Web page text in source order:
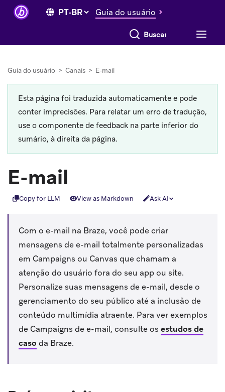
Guia do usuário
Buscar tudo
Guia do usuário > Canais > E-mail
Esta página foi traduzida automaticamente e pode
conter imprecisões. Para relatar um erro de tradução,
use o componente de feedback na parte inferior do
sumário, à direita da página.
E-mail
Copy for LLM View as Markdown Ask AI
Com o e-mail na Braze, você pode criar
mensagens de e-mail totalmente personalizadas
em Campaigns ou Canvas que chamam a
atenção do usuário fora do seu app ou site.
Personalize suas mensagens de e-mail, desde o
gerenciamento do seu público até a inclusão de
conteúdo multimídia atraente. Para ver exemplos
de Campaigns de e-mail, consulte os estudos de
caso da Braze.